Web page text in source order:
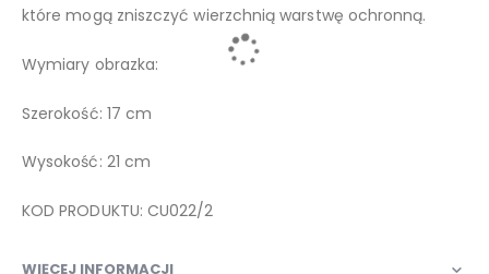
które mogą zniszczyć wierzchnią warstwę ochronną.
Wymiary obrazka:
Szerokość: 17 cm
Wysokość: 21 cm
KOD PRODUKTU: CU022/2
WIĘCEJ INFORMACJI